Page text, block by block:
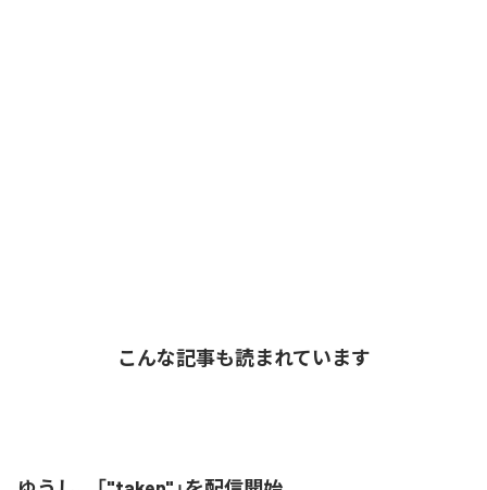
こんな記事も読まれています